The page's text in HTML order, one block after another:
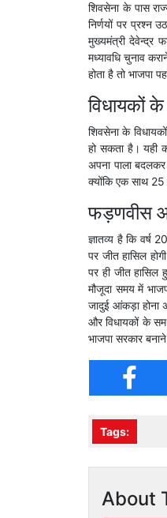
शिवसेना के पास
निर्णयों पर प्रश्न
मुख्यमंत्री देवेन्द्र
मध्यावधि चुनाव
होता है तो भाजपा
विधायकों
शिवसेना के
हो सकता है। यही
अपना पाला
क्योंकि एक साथ 25
फड़णवीस
ज्ञातव्य है कि वर्ष
पर जीत हासिल
पर ही जीत हासिल
मौजूदा समय में
जादुई आंकड़ा होना
और विधायकों के
भाजपा सरकार
Tags:
About